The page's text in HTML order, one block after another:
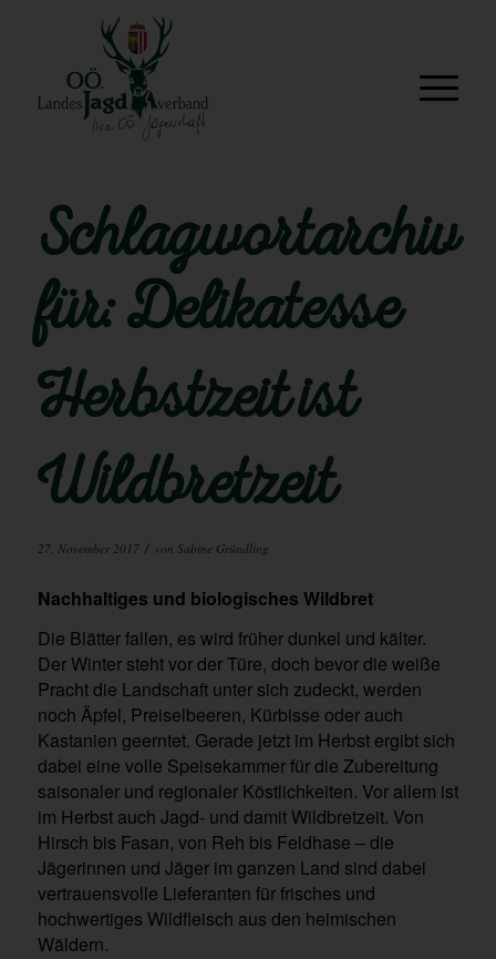
Schlagwortarchiv
für:Delikatesse
Herbstzeit ist
Wildbretzeit
27. November 2017 / von Sabine Gründling
Nachhaltiges und biologisches Wildbret
Die Blätter fallen, es wird früher dunkel und kälter.
Der Winter steht vor der Türe, doch bevor die weiße
Pracht die Landschaft unter sich zudeckt, werden
noch Äpfel, Preiselbeeren, Kürbisse oder auch
Kastanien geerntet. Gerade jetzt im Herbst ergibt sich
dabei eine volle Speisekammer für die Zubereitung
saisonaler und regionaler Köstlichkeiten. Vor allem ist
im Herbst auch Jagd- und damit Wildbretzeit. Von
Hirsch bis Fasan, von Reh bis Feldhase – die
Jägerinnen und Jäger im ganzen Land sind dabei
vertrauensvolle Lieferanten für frisches und
hochwertiges Wildfleisch aus den heimischen
Wäldern.